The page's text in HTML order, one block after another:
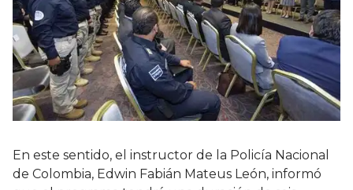
En este sentido, el instructor de la Policía Nacional
de Colombia, Edwin Fabián Mateus León, informó